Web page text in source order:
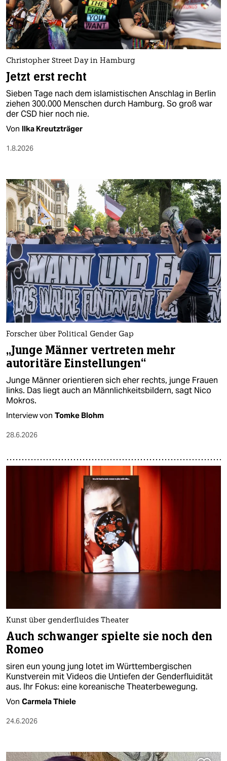
nord
wahrheit
verlag
verlag
veranstaltungen
shop
fragen & hilfe
abo
genossenschaft
epaper login
Christopher Street Day in Hamburg
Jetzt erst recht
Sieben Tage nach dem islamistischen Anschlag in Berlin
ziehen 300.000 Menschen durch Hamburg. So groß war
der CSD hier noch nie.
Von Ilka Kreutzträger
1.8.2026
Forscher über Political Gender Gap
„Junge Männer vertreten mehr
autoritäre Einstellungen“
Junge Männer orientieren sich eher rechts, junge Frauen
links. Das liegt auch an Männlichkeitsbildern, sagt Nico
Mokros.
Interview von Tomke Blohm
28.6.2026
Kunst über genderfluides Theater
Auch schwanger spielte sie noch den
Romeo
siren eun young jung lotet im Württembergischen
Kunstverein mit Videos die Untiefen der Genderfluidität
aus. Ihr Fokus: eine koreanische Theaterbewegung.
Von Carmela Thiele
24.6.2026